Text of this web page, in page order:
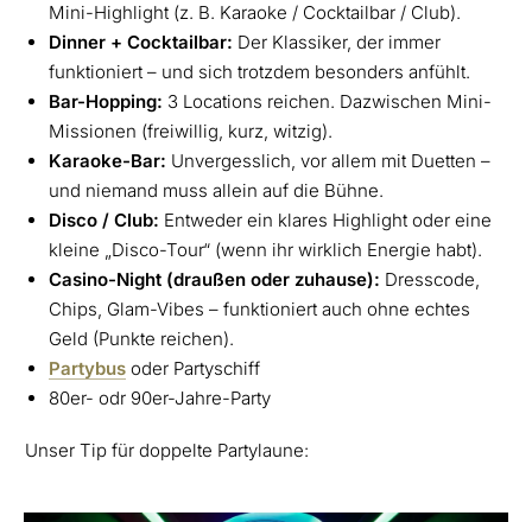
Mini-Highlight (z. B. Karaoke / Cocktailbar / Club).
Dinner + Cocktailbar: Der Klassiker, der immer
funktioniert – und sich trotzdem besonders anfühlt.
Bar-Hopping: 3 Locations reichen. Dazwischen Mini-
Missionen (freiwillig, kurz, witzig).
Karaoke-Bar: Unvergesslich, vor allem mit Duetten –
und niemand muss allein auf die Bühne.
Disco / Club: Entweder ein klares Highlight oder eine
kleine „Disco-Tour“ (wenn ihr wirklich Energie habt).
Casino-Night (draußen oder zuhause): Dresscode,
Chips, Glam-Vibes – funktioniert auch ohne echtes
Geld (Punkte reichen).
Partybus oder Partyschiff
80er- odr 90er-Jahre-Party
Unser Tip für doppelte Partylaune: